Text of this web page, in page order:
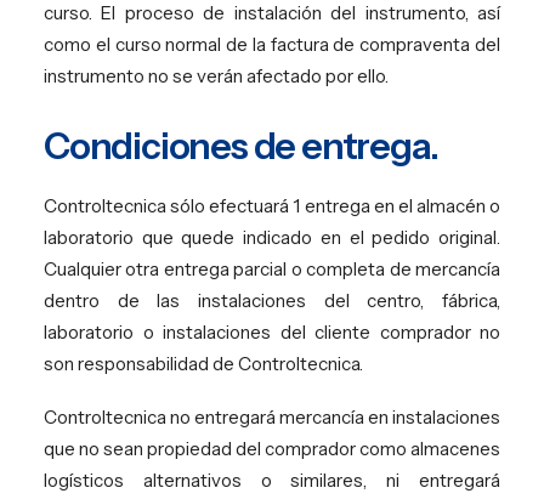
curso. El proceso de instalación del instrumento, así
como el curso normal de la factura de compraventa del
instrumento no se verán afectado por ello.
Condiciones de entrega.
Controltecnica sólo efectuará 1 entrega en el almacén o
laboratorio que quede indicado en el pedido original.
Cualquier otra entrega parcial o completa de mercancía
dentro de las instalaciones del centro, fábrica,
laboratorio o instalaciones del cliente comprador no
son responsabilidad de Controltecnica.
Controltecnica no entregará mercancía en instalaciones
que no sean propiedad del comprador como almacenes
logísticos alternativos o similares, ni entregará